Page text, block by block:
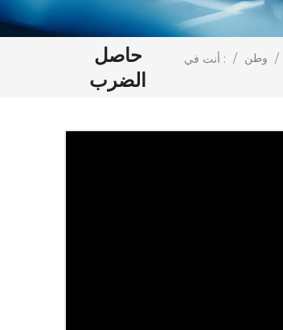
حاصل
الضرب
أنت في : / وطن /